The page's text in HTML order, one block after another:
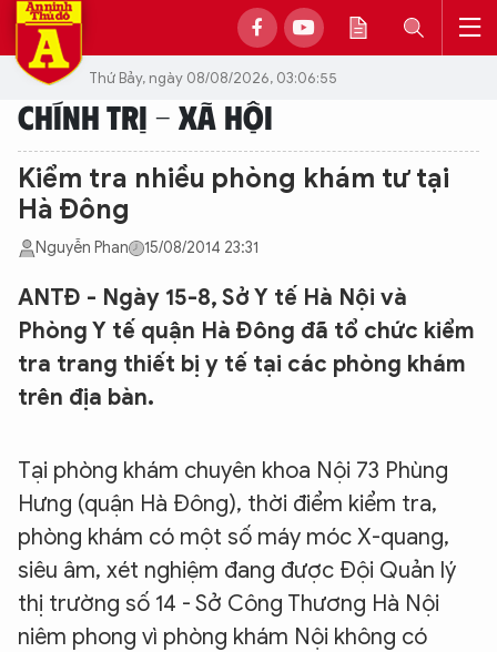
Thứ Bảy, ngày 08/08/2026, 03:06:55
CHÍNH TRỊ - XÃ HỘI
Kiểm tra nhiều phòng khám tư tại
Hà Đông
Nguyễn Phan 15/08/2014 23:31
ANTĐ - Ngày 15-8, Sở Y tế Hà Nội và
Phòng Y tế quận Hà Đông đã tổ chức kiểm
tra trang thiết bị y tế tại các phòng khám
trên địa bàn.
Tại phòng khám chuyên khoa Nội 73 Phùng
Hưng (quận Hà Đông), thời điểm kiểm tra,
phòng khám có một số máy móc X-quang,
siêu âm, xét nghiệm đang được Đội Quản lý
thị trường số 14 - Sở Công Thương Hà Nội
niêm phong vì phòng khám Nội không có